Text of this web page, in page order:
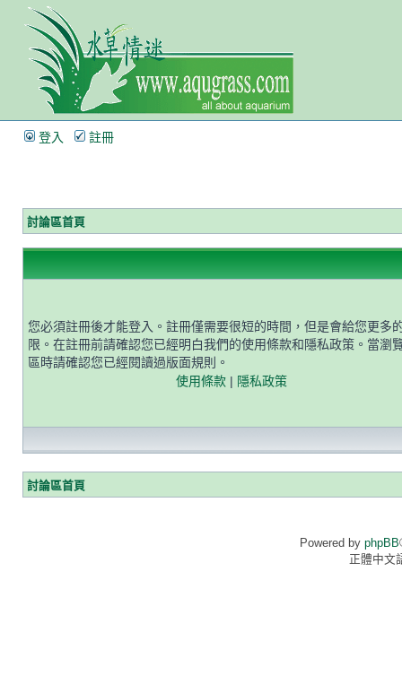
登入 註冊
討論區首頁
您必須註冊後才能登入。註冊僅需要很短的時間，但是會給您更多
限。在註冊前請確認您已經明白我們的使用條款和隱私政策。當瀏
區時請確認您已經閱讀過版面規則。
使用條款| 隱私政策
討論區首頁
Powered by phpBB
正體中文